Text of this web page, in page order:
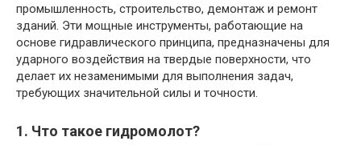
промышленность, строительство, демонтаж и ремонт
зданий. Эти мощные инструменты, работающие на
основе гидравлического принципа, предназначены для
ударного воздействия на твердые поверхности, что
делает их незаменимыми для выполнения задач,
требующих значительной силы и точности.
1. Что такое гидромолот?